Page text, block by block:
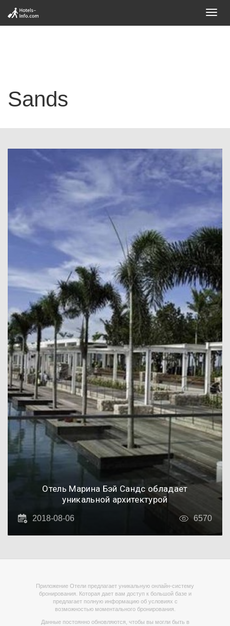
Sands
Отель Марина Бэй Сандс обладает
уникальной архитектурой
2018-08-06 6570
Приложение Отели предлагает уникальную онлайн-систему
бронирования. Которая дает вам доступ к большой базе и
предлагает полную информацию об условиях с
возможностью моментального бронирования.
Данные постоянно обновляются, чтобы вы могли быть в